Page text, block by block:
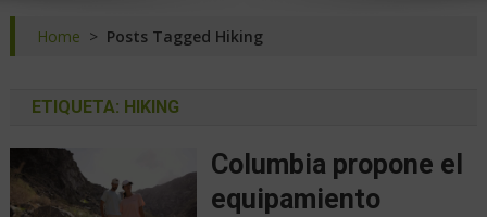
Home > Posts Tagged Hiking
ETIQUETA: HIKING
Columbia propone el
equipamiento